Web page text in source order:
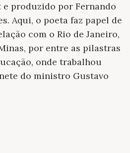
produzido por Fernando
Aqui, o poeta faz papel de
com o Rio de Janeiro,
por entre as pilastras
onde trabalhou
do ministro Gustavo